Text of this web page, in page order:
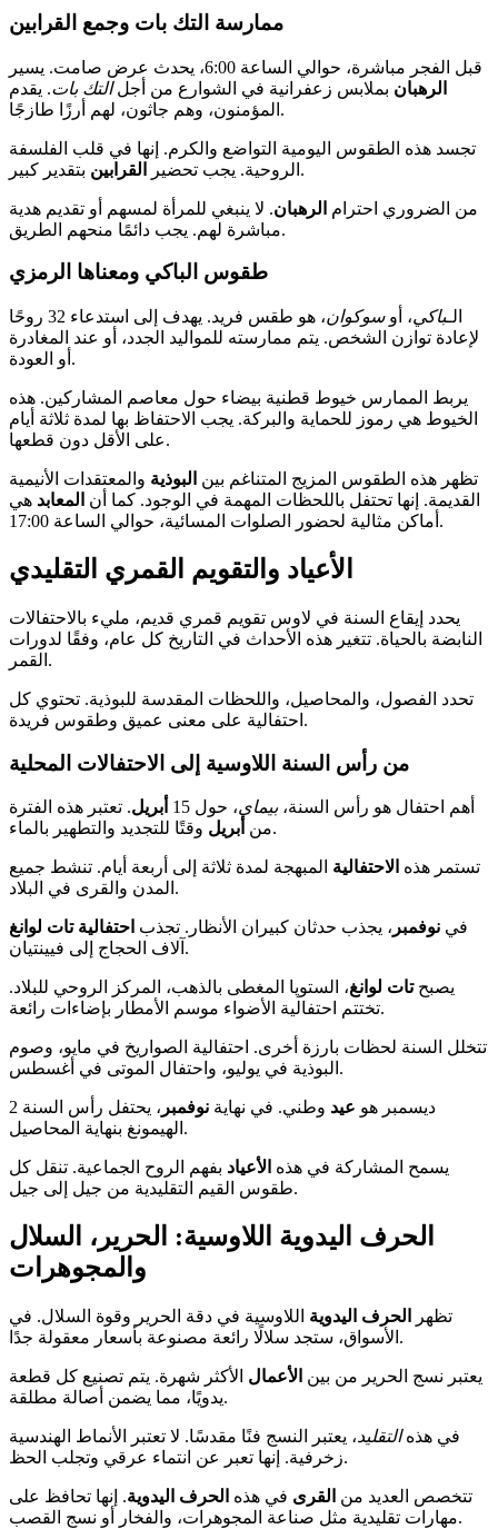
ممارسة التك بات وجمع القرابين
قبل الفجر مباشرة، حوالي الساعة 6:00، يحدث عرض صامت. يسير
الرهبان بملابس زعفرانية في الشوارع من أجلالتك بات. يقدم
المؤمنون، وهم جاثون، لهم أرزًا طازجًا.
تجسد هذه الطقوس اليومية التواضع والكرم. إنها في قلب الفلسفة
الروحية. يجب تحضير
القرابين بتقدير كبير.
من الضروري احترام الرهبان. لا ينبغي للمرأة لمسهم أو تقديم هدية
مباشرة لهم. يجب دائمًا منحهم الطريق.
طقوس الباكي ومعناها الرمزي
الـباكي، أوسوكوان
، هو طقس فريد. يهدف إلى استدعاء 32 روحًا
لإعادة توازن الشخص. يتم ممارسته للمواليد الجدد، أو عند المغادرة
أو العودة.
يربط الممارس خيوط قطنية بيضاء حول معاصم المشاركين. هذه
الخيوط هي رموز للحماية والبركة. يجب الاحتفاظ بها لمدة ثلاثة أيام
على الأقل دون قطعها.
تظهر هذه الطقوس المزيج المتناغم بين البوذية والمعتقدات الأنيمية
القديمة. إنها تحتفل باللحظات المهمة في الوجود. كما أن المعابد هي
أماكن مثالية لحضور الصلوات المسائية، حوالي الساعة 17:00.
الأعياد والتقويم القمري التقليدي
يحدد إيقاع السنة في لاوس تقويم قمري قديم، مليء بالاحتفالات
النابضة بالحياة. تتغير هذه الأحداث في التاريخ كل عام، وفقًا لدورات
القمر.
تحدد الفصول، والمحاصيل، واللحظات المقدسة للبوذية. تحتوي كل
احتفالية على معنى عميق وطقوس فريدة.
من رأس السنة اللاوسية إلى الاحتفالات المحلية
أهم احتفال هو رأس السنة،بيماي، حول 15 أبريل. تعتبر هذه الفترة
من أبريل وقتًا للتجديد والتطهير بالماء.
تستمر هذه الاحتفالية المبهجة لمدة ثلاثة إلى أربعة أيام. تنشط جميع
المدن والقرى في البلاد.
في نوفمبر ، يجذب حدثان كبيران الأنظار. تجذب احتفالية تات لوانغ
آلاف الحجاج إلى فيينتيان.
يصبحتات لوانغ، الستوپا المغطى بالذهب، المركز الروحي للبلاد.
تختتم احتفالية الأضواء موسم الأمطار بإضاءات رائعة.
تتخلل السنة لحظات بارزة أخرى. احتفالية الصواريخ في مايو، وصوم
البوذية في يوليو، واحتفال الموتى في أغسطس.
2 ديسمبر هو عيد وطني. في نهاية نوفمبر ، يحتفل رأس السنة
الهيمونغ بنهاية المحاصيل.
يسمح المشاركة في هذه الأعياد بفهم الروح الجماعية. تنقل كل
طقوس القيم التقليدية من جيل إلى جيل.
الحرف اليدوية اللاوسية: الحرير، السلال
والمجوهرات
تظهر الحرف اليدوية اللاوسية في دقة الحرير وقوة السلال. في
الأسواق، ستجد سلالًا رائعة مصنوعة بأسعار معقولة جدًا.
يعتبر نسج الحرير من بين الأعمال الأكثر شهرة. يتم تصنيع كل قطعة
يدويًا، مما يضمن أصالة مطلقة.
في هذهالتقليد، يعتبر النسج فنًا مقدسًا. لا تعتبر الأنماط الهندسية
زخرفية. إنها تعبر عن انتماء عرقي وتجلب الحظ.
تتخصص العديد من القرى في هذه الحرف اليدوية. إنها تحافظ على
مهارات تقليدية مثل صناعة المجوهرات، والفخار أو نسج القصب.